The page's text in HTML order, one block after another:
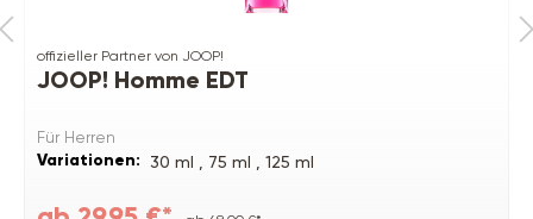
offizieller Partner von JOOP!
JOOP! Homme EDT
Für Herren
Variationen: 30 ml , 75 ml , 125 ml